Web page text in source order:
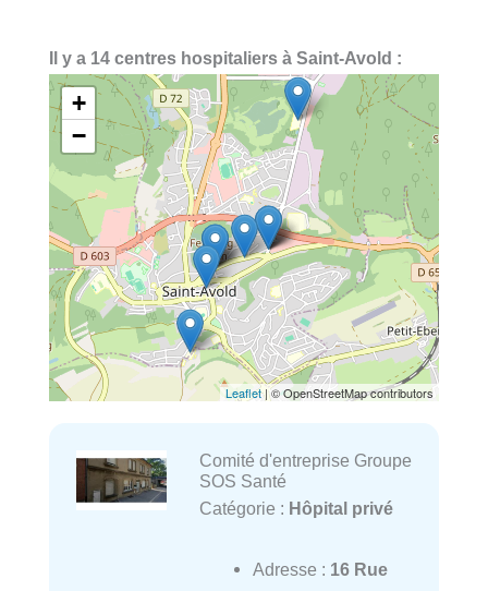
Il y a 14 centres hospitaliers à Saint-Avold :
+
−
Leaflet| © OpenStreetMap contributors
Comité d'entreprise Groupe
SOS Santé
Catégorie : Hôpital privé
Adresse : 16 Rue